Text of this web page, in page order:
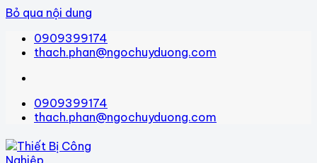
Bỏ qua nội dung
0909399174
thach.phan@ngochuyduong.com
0909399174
thach.phan@ngochuyduong.com